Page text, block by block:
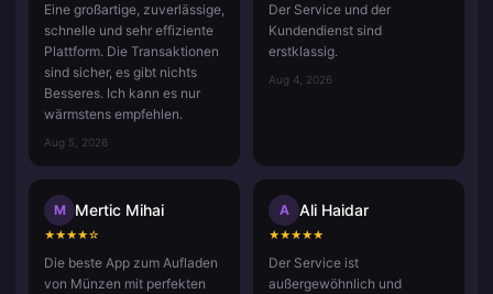
Eine großartige, zuverlässige,
schnelle und sehr effiziente
Plattform. Die Transaktionen
sind sicher, es gibt nichts
Besseres. Ich kann es nur
wärmstens empfehlen.
Aug 5, 2026
Der Service und der
Kundendienst sind
erstklassig.
Aug 4, 2026
M Mertic Mihai
★★★★☆
Die beste App zum Aufladen
von Münzen mit perfekten
A Ali Haidar
★★★★★
Der Service ist
außergewöhnlich und